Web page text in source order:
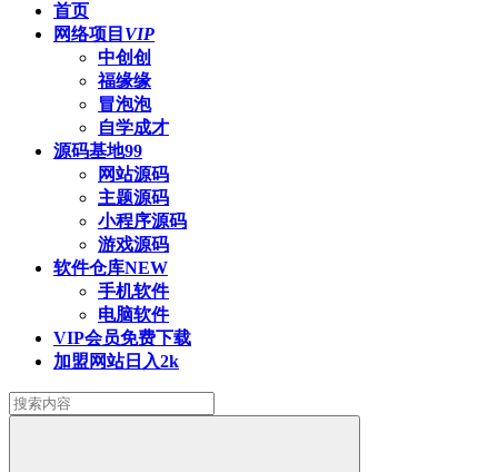
首页
网络项目 VIP
中创创
福缘缘
冒泡泡
自学成才
源码基地99
网站源码
主题源码
小程序源码
游戏源码
软件仓库NEW
手机软件
电脑软件
VIP会员免费下载
加盟网站日入2k